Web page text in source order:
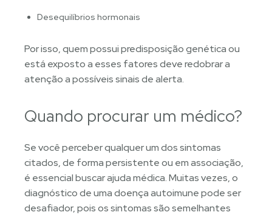
Desequilíbrios hormonais
Por isso, quem possui predisposição genética ou
está exposto a esses fatores deve redobrar a
atenção a possíveis sinais de alerta.
Quando procurar um médico?
Se você perceber qualquer um dos sintomas
citados, de forma persistente ou em associação,
é essencial buscar ajuda médica. Muitas vezes, o
diagnóstico de uma doença autoimune pode ser
desafiador, pois os sintomas são semelhantes